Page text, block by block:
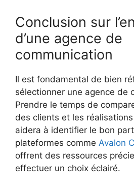
Conclusion sur
d’une agence de
communication
Il est fondamental de bien
sélectionner une agence de
Prendre le temps de
des clients et les
aidera à identifier le bon
plateformes comme Avalon
offrent des ressources
effectuer un choix éclairé.